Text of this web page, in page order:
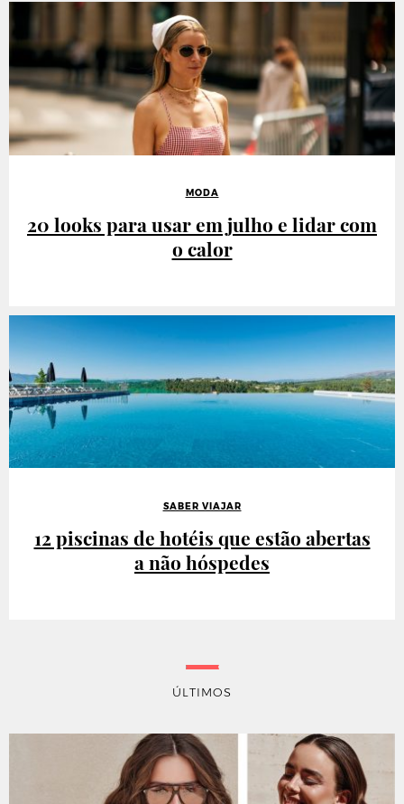
MODA
20 looks para usar em julho e lidar com
o calor
SABER VIAJAR
12 piscinas de hotéis que estão abertas
a não hóspedes
ÚLTIMOS